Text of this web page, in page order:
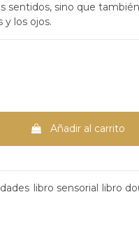
sentidos, sino que
y los ojos.
Añadir al carrito
libro sensorial libro